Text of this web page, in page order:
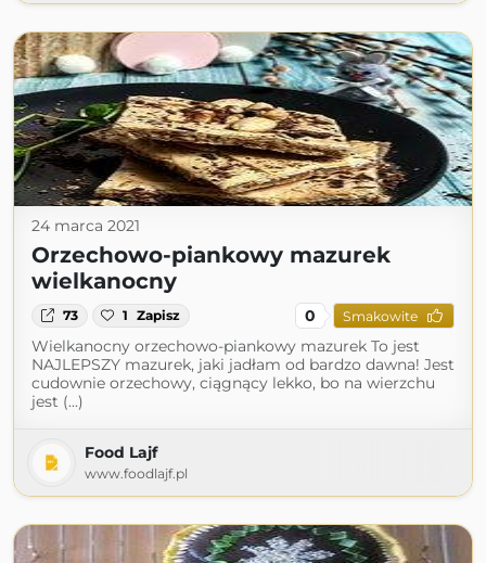
24 marca 2021
Orzechowo-piankowy mazurek
wielkanocny
73 1 Zapisz 0 Smakowite
Wielkanocny orzechowo-piankowy mazurek To jest
NAJLEPSZY mazurek, jaki jadłam od bardzo dawna! Jest
cudownie orzechowy, ciągnący lekko, bo na wierzchu
jest (...)
Food Lajf
www.foodlajf.pl